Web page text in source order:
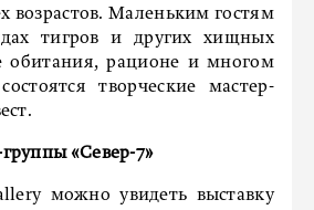
возрастов. Маленьким гостям
тигров и других хищных
обитания, рационе и многом
творческие мастер-
«Север-7»
можно увидеть выставку